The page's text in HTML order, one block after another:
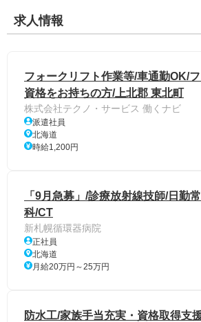
求人情報
フォークリフト作業等/車通勤OK/
資格をお持ちの方/上北郡 東北町
株式会社テクノ・サービス 働くナビ
派遣社員
北海道
時給1,200円
「9月急募」/診療放射線技師/日勤
科/CT
新札幌循環器病院
正社員
北海道
月給20万円～25万円
防水工/家族手当充実・資格取得支